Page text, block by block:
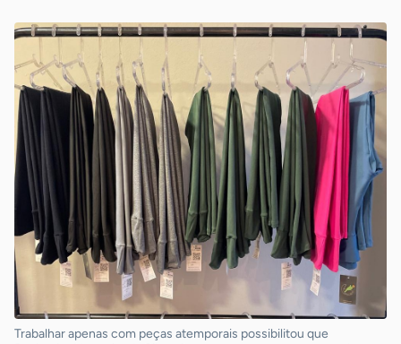
Trabalhar apenas com peças atemporais possibilitou que